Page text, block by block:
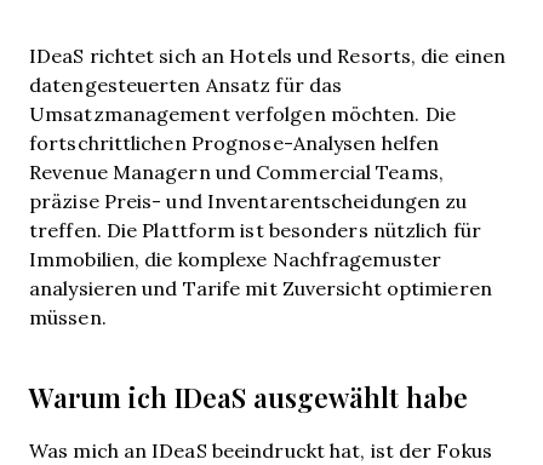
IDeaS richtet sich an Hotels und Resorts, die einen
datengesteuerten Ansatz für das
Umsatzmanagement verfolgen möchten. Die
fortschrittlichen Prognose-Analysen helfen
Revenue Managern und Commercial Teams,
präzise Preis- und Inventarentscheidungen zu
treffen. Die Plattform ist besonders nützlich für
Immobilien, die komplexe Nachfragemuster
analysieren und Tarife mit Zuversicht optimieren
müssen.
Warum ich IDeaS ausgewählt habe
Was mich an IDeaS beeindruckt hat, ist der Fokus